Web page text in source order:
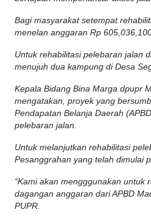
Bagi masyarakat setempat
menelan anggaran Rp
Untuk rehabilitasi pelebaran jalan
menujuh dua kampung di Desa
Kepala Bidang Bina Marga dpupr
mengatakan, proyek yang
Pendapatan Belanja Daerah
pelebaran jalan.
Untuk melanjutkan rehabilitasi
Pesanggrahan yang telah dimulai
“Kami akan mengggunakan untuk
dagangan anggaran dari APBD
PUPR.